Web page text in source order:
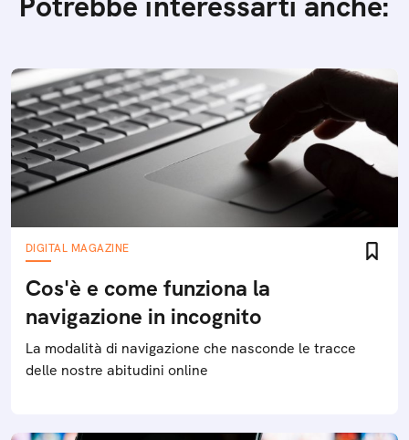
DIGITAL MAGAZINE
Cos'è e come funziona la
navigazione in incognito
La modalità di navigazione che nasconde le tracce
delle nostre abitudini online